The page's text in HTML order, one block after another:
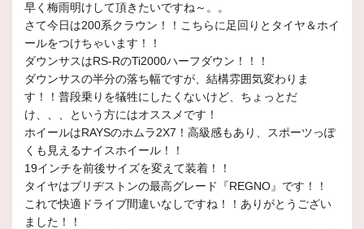
早く梅雨明けして頂きたいですね～。。
さて今日は200系クラウン！！こちらに足回りとタイヤ＆ホイ
ールをつけちゃいます！！
ダウンサスはRS-RのTi2000ハーフダウン！！！
ダウンサスの半分の落ち幅ですが、結構雰囲気変わりま
す！！普段乗りを犠牲にしたくないけど、ちょっとだ
け、、、という方にはオススメです！
ホイールはRAYSのホムラ2X7！高級感もあり、スポーツっぽ
くも見えるナイスホイール！！
19インチを前後サイズを変えて装着！！
タイヤはブリヂストンの最高グレード『REGNO』です！！
これで快適ドライブ間違いなしですね！！ありがとうござい
ました！！